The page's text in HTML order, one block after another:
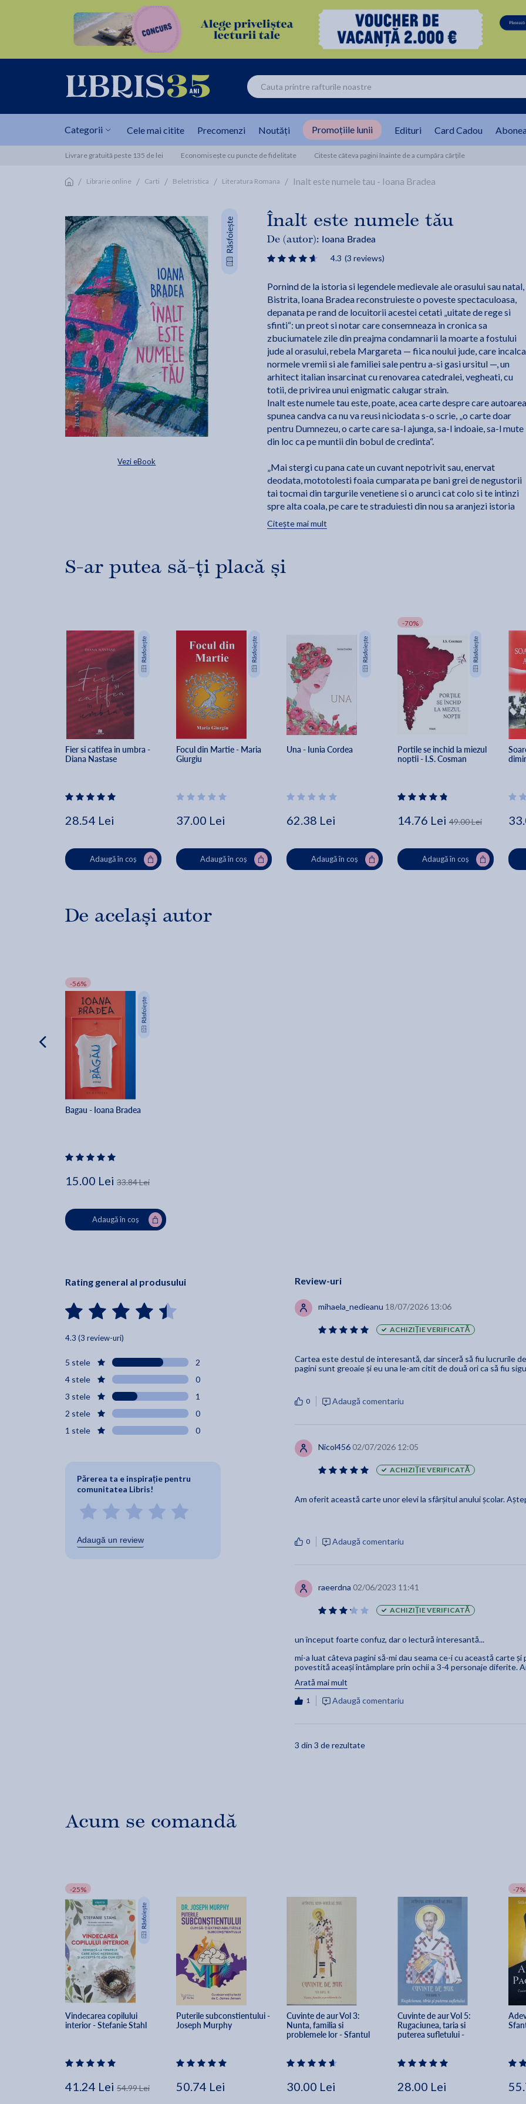
Categorii Cele mai citite Precomenzi Noutăți Promoțiile lunii Edituri Card Cadou
Livrare gratuită peste 135 de lei Economisește cu puncte de fidelitate Citeste câteva pagini înainte de a cumpăra cărțile
/ Librarie online / Carti / Beletristica / Literatura Romana / Inalt este numele tau - Ioana Bradea
Vezi eBook
Înalt este numele tău
De (autor): Ioana Bradea
4.3 (3 reviews)
Pornind de la istoria si legendele medievale ale orasului sau natal,
Bistrita, Ioana Bradea reconstruieste o poveste spectaculoasa,
depanata pe rand de locuitorii acestei cetati „uitate de rege si
sfinti“: un preot si notar care consemneaza in cronica sa
zbuciumatele zile din preajma condamnarii la moarte a fostului
jude al orasului, rebela Margareta — fiica noului jude, care incalca
normele vremii si ale familiei sale pentru a-si gasi ursitul —, un
arhitect italian insarcinat cu renovarea catedralei, vegheati, cu
totii, de privirea unui enigmatic calugar strain.
Inalt este numele tau este, poate, acea carte despre care autoarea
spunea candva ca nu va reusi niciodata s-o scrie, „o carte doar
pentru Dumnezeu, o carte care sa-l ajunga, sa-l indoaie, sa-l mute
din loc ca pe muntii din bobul de credinta“.
„Mai stergi cu pana cate un cuvant nepotrivit sau, enervat
deodata, mototolesti foaia cumparata pe bani grei de negustorii
tai tocmai din targurile venetiene si o arunci cat colo si te intinzi
spre alta coala, pe care te straduiesti din nou sa aranjezi istoria
cum se cuvine, sa asterni aici toate faptele cetatii — uneori
sangeroase, pacatoase ori nerusinate, alteori glorioase si pline de
spre slava lui Dumnezeu, alteori patate de impostori, curve si
soldati idioti — oricum or fi fost, este destinul tau sa ilustrezi,
Ilustratia copertei: Poarta Spitalului, Bistrita, desen realizat de
Miron Alexandru David, 6 ani, in cadrul atelierului de pictura al
Clubului Scenica, Bistrita.
Carte recomandata de Radu Paraschivescuin cadrul proiectului
Libris, "Oameni si carti
Citește mai mult
S-ar putea să-ți placă și
Fier si catifea in umbra -
Diana Nastase
28.54 Lei
Adaugă în coș
Focul din Martie - Maria
Giurgiu
37.00 Lei
Adaugă în coș
Una - Iunia Cordea
62.38 Lei
Adaugă în coș
-70%
Portile se inchid la miezul
noptii - I.S. Cosman
14.76 Lei 49.00 Lei
Adaugă în coș
De același autor
-56%
Bagau - Ioana Bradea
15.00 Lei 33.84 Lei
Adaugă în coș
Rating general al produsului
4.3 (3 review-uri)
5 stele
2
4 stele
0
3 stele
1
2 stele
0
1 stele
0
Părerea ta e inspirație pentru
comunitatea Libris!
Adaugă un review
Review-uri
mihaela_nedieanu 18/07/2026 13:06
ACHIZIȚIE VERIFICATĂ
Cartea este destul de interesantă, dar sinceră să fiu lucrurile
pagini sunt greoaie și eu una le-am citit de două ori ca să fiu
0 Adaugă comentariu
Nicol456 02/07/2026 12:05
ACHIZIȚIE VERIFICATĂ
Am oferit această carte unor elevi la sfârșitul anului școlar.
0 Adaugă comentariu
raeerdna 02/06/2023 11:41
ACHIZIȚIE VERIFICATĂ
un început foarte confuz, dar o lectură interesantă...
mi-a luat câteva pagini să-mi dau seama ce-i cu această carte
povestită aceași întâmplare prin ochii a 3-4 personaje diferite.
personalitatea personajului), devine foarte confuz pentru prima
un limbaj vulgar pe dinafară. Dar ador cum e scrisă restul cărții
lectură scurtă și interesantă care te pune puțin pe gândit și
Arată mai mult
1 Adaugă comentariu
3 din 3 de rezultate
Acum se comandă
-25%
Vindecarea copilului
interior - Stefanie Stahl
41.24 Lei 54.99 Lei
Puterile subconstientului -
Joseph Murphy
50.74 Lei
Cuvinte de aur Vol 3:
Nunta, familia si
problemele lor - Sfantul
30.00 Lei
Cuvinte de aur Vol 5:
Rugaciunea, taria si
puterea sufletului -
28.00 Lei
-7%